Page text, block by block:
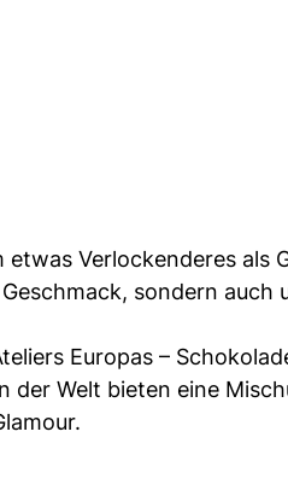
Verlockenderes als
sondern auch
Europas –
der Welt bieten eine